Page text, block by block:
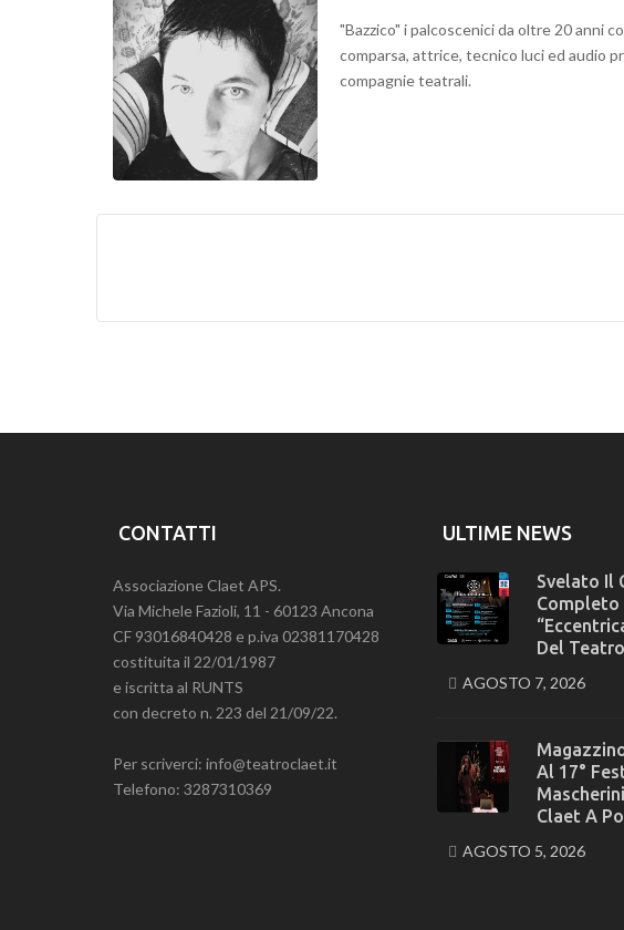
"Bazzico" i palcoscenici da oltre 20 anni
comparsa, attrice, tecnico luci ed audio
compagnie teatrali.
CONTATTI
Associazione Claet APS.
Via Michele Fazioli, 11 - 60123 Ancona
CF 93016840428 e p.iva 02381170428
costituita il 22/01/1987
e iscritta al RUNTS
con decreto n. 223 del 21/09/22.
Per scriverci: info@teatroclaet.it
Telefono: 3287310369
ULTIME NEWS
Svelato Il
Completo
Del
AGOSTO 7, 2026
Al 17°
Claet A
AGOSTO 5, 2026